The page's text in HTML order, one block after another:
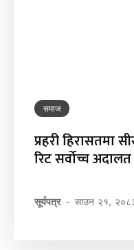
समाज
प्रहरी हिरासतमा
रिट सर्वोच्च अदालत
सूर्यपत्र - साउन २१,